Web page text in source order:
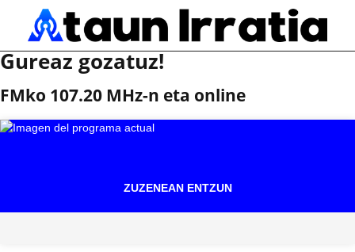
Gureaz gozatuz!
FMko 107.20 MHz-n eta online
ZUZENEAN ENTZUN